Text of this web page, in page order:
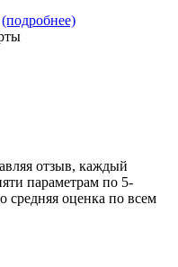
(подробнее)
отзыв, каждый
параметрам по 5-
средняя оценка по всем